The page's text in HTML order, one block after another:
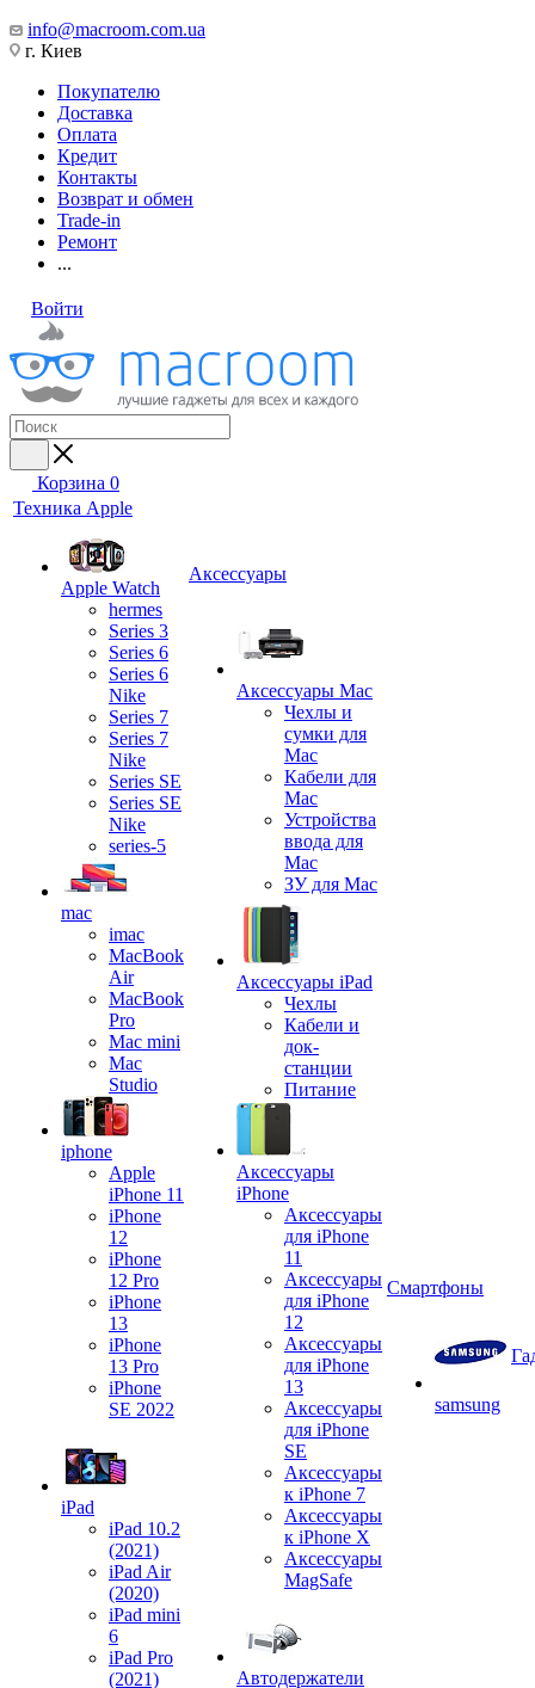
info@macroom.com.ua
г. Киев
Покупателю
Доставка
Оплата
Кредит
Контакты
Возврат и обмен
Trade-in
Ремонт
...
Войти
Корзина 0
Техника Apple
Apple Watch
hermes
Series 3
Series 6
Series 6
Nike
Series 7
Series 7
Nike
Series SE
Series SE
Nike
series-5
mac
imac
MacBook
Air
MacBook
Pro
Mac mini
Mac
Studio
iphone
Apple
iPhone 11
iPhone
12
iPhone
12 Pro
iPhone
13
iPhone
13 Pro
iPhone
SE 2022
iPad
iPad 10.2
(2021)
iPad Air
(2020)
iPad mini
6
iPad Pro
(2021)
Аксессуары
Аксессуары Mac
Чехлы и
сумки для
Mac
Кабели для
Mac
Устройства
ввода для
Mac
ЗУ для Mac
Аксессуары iPad
Чехлы
Кабели и
док-
станции
Питание
Аксессуары
iPhone
Аксессуары
для iPhone
11
Аксессуары
для iPhone
12
Аксессуары
для iPhone
13
Аксессуары
для iPhone
SE
Аксессуары
к iPhone 7
Аксессуары
к iPhone X
Аксессуары
MagSafe
Автодержатели
Смартфоны
samsung